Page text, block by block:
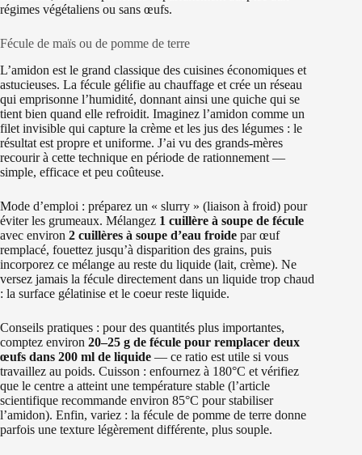
régimes végétaliens ou sans œufs.
Fécule de maïs ou de pomme de terre
L’amidon est le grand classique des cuisines économiques et
astucieuses. La fécule gélifie au chauffage et crée un réseau
qui emprisonne l’humidité, donnant ainsi une quiche qui se
tient bien quand elle refroidit. Imaginez l’amidon comme un
filet invisible qui capture la crème et les jus des légumes : le
résultat est propre et uniforme. J’ai vu des grands-mères
recourir à cette technique en période de rationnement —
simple, efficace et peu coûteuse.
Mode d’emploi : préparez un « slurry » (liaison à froid) pour
éviter les grumeaux. Mélangez 1 cuillère à soupe de fécule
avec environ 2 cuillères à soupe d’eau froide par œuf
remplacé, fouettez jusqu’à disparition des grains, puis
incorporez ce mélange au reste du liquide (lait, crème). Ne
versez jamais la fécule directement dans un liquide trop chaud
: la surface gélatinise et le coeur reste liquide.
Conseils pratiques : pour des quantités plus importantes,
comptez environ 20–25 g de fécule pour remplacer deux
œufs dans 200 ml de liquide — ce ratio est utile si vous
travaillez au poids. Cuisson : enfournez à 180°C et vérifiez
que le centre a atteint une température stable (l’article
scientifique recommande environ 85°C pour stabiliser
l’amidon). Enfin, variez : la fécule de pomme de terre donne
parfois une texture légèrement différente, plus souple.